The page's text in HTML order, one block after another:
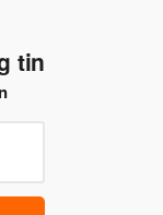
tin